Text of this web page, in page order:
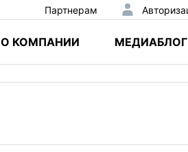
Партнерам
О КОМПАНИИ МЕДИАБЛОГ